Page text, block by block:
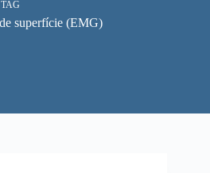
TAG
superfície (EMG)